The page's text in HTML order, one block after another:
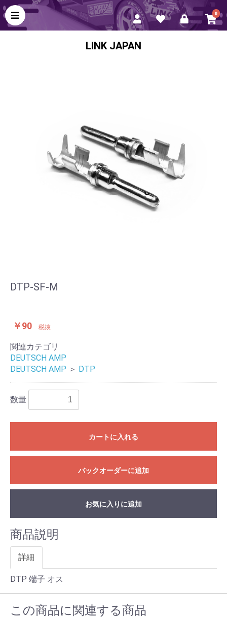
0
LINK JAPAN
DTP-SF-M
￥90 税抜
関連カテゴリ
DEUTSCH AMP
DEUTSCH AMP ＞ DTP
数量
カートに入れる
バックオーダーに追加
お気に入りに追加
商品説明
詳細
DTP 端子 オス
この商品に関連する商品